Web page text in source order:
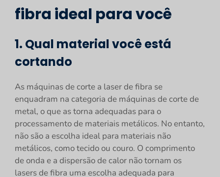
fibra ideal para você
1. Qual material você está
cortando
As máquinas de corte a laser de fibra se
enquadram na categoria de máquinas de corte de
metal, o que as torna adequadas para o
processamento de materiais metálicos. No entanto,
não são a escolha ideal para materiais não
metálicos, como tecido ou couro. O comprimento
de onda e a dispersão de calor não tornam os
lasers de fibra uma escolha adequada para